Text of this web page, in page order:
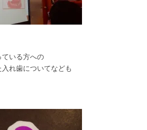
いる方への
れ歯についてなども